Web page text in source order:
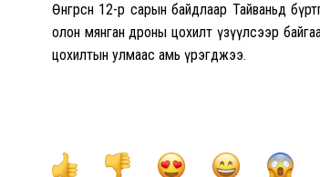
Өнгөрсөн 12-р сарын байдлаар Тайваньд
олон мянган дроны цохилт үзүүлсээр
цохилтын улмаас амь үрэгджээ.